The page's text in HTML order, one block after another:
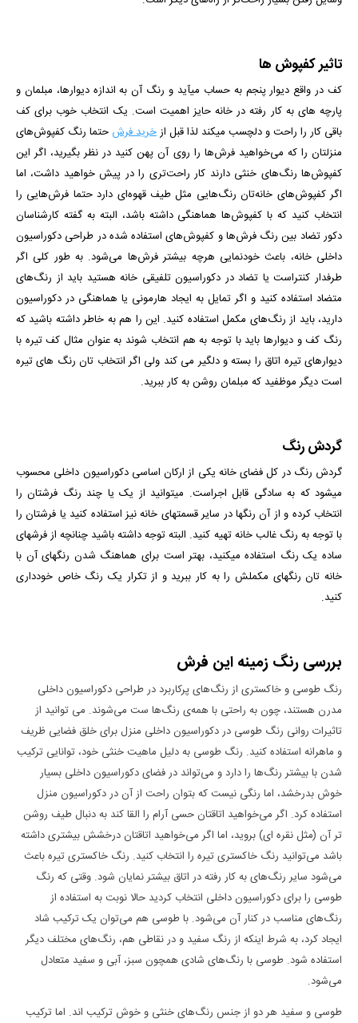
تاثیر کفپوش ها
کف در واقع دیوار پنجم به حساب می­آید و رنگ آن به اندازه دیوارها، مبلمان و
پارچه­ های به کار رفته در خانه حایز اهمیت است. یک انتخاب خوب برای کف
باقی کار را راحت و دلچسب می­کند لذا قبل ازخرید فرش حتما رنگ کفپوش‌های
منزلتان را که می‌خواهید فرش‌ها را روی آن پهن کنید در نظر بگیرید، اگر این
کفپوش‌ها رنگ‌های خنثی دارند کار راحت‌تری را در پیش خواهید داشت، اما
اگر کفپوش‌های خانه‌تان رنگ‌هایی مثل طیف قهوه‌ای دارد حتما فرش‌هایی را
انتخاب کنید که با کفپوش‌ها هماهنگی داشته باشد، البته به گفته کارشناسان
دکور تضاد بین رنگ فرش‌ها و کفپوش‌های استفاده شده در طراحی دکوراسیون
داخلی خانه، باعث خودنمایی هرچه بیشتر فرش‌ها می‌شود. به طور کلی اگر
طرفدار کنتراست یا تضاد در دکوراسیون تلفیقی خانه هستید باید از رنگ‌های
متضاد استفاده کنید و اگر تمایل به ایجاد هارمونی یا هماهنگی در دکوراسیون
دارید، باید از رنگ‌های مکمل استفاده کنید. این را هم به خاطر داشته باشید که
رنگ کف و دیوارها باید با توجه به هم انتخاب شوند به عنوان مثال کف تیره با
دیوارهای تیره اتاق را بسته و دلگیر می کند ولی اگر انتخاب تان رنگ های تیره
است دیگر موظفید که مبلمان روشن به کار ببرید.
گردش رنگ
گردش رنگ در کل فضای خانه یکی از ارکان اساسی دکوراسیون داخلی محسوب
می­شود که به سادگی قابل اجراست. می­توانید از یک یا چند رنگ فرش­تان را
انتخاب کرده و از آن رنگ­ها در سایر قسمت­های خانه نیز استفاده کنید یا فرشتان را
با توجه به رنگ غالب خانه تهیه کنید. البته توجه داشته باشید چنانچه از فرش­های
ساده یک رنگ استفاده می­کنید، بهتر است برای هماهنگ شدن رنگ­های آن با
خانه­ تان رنگ­های مکملش را به کار ببرید و از تکرار یک رنگ خاص خودداری
کنید.
بررسی رنگ زمینه این فرش
رنگ طوسی و خاکستری از رنگ‌های پرکاربرد در طراحی دکوراسیون داخلی
مدرن هستند، چون به راحتی با همه‌ی رنگ‌ها ست می‌شوند. می توانید از
تاثیرات روانی رنگ طوسی در دکوراسیون داخلی منزل برای خلق فضایی ظریف
و ماهرانه استفاده کنید. رنگ طوسی به دلیل ماهیت خنثی خود، توانایی ترکیب
شدن با بیشتر رنگ‌ها را دارد و می‌تواند در فضای دکوراسیون داخلی بسیار
خوش بدرخشد، اما رنگی نیست که بتوان راحت از آن در دکوراسیون منزل
استفاده کرد. اگر می‌خواهید اتاقتان حسی آرام را القا کند به دنبال طیف روشن
تر آن (مثل نقره ای) بروید، اما اگر می‌خواهید اتاقتان درخشش بیشتری داشته
باشد می‌توانید رنگ خاکستری تیره‌ را انتخاب کنید. رنگ خاکستری تیره‌ باعث
می‌شود سایر رنگ‌های به کار رفته در اتاق بیشتر نمایان شود. وقتی که رنگ
طوسی را برای دکوراسیون داخلی انتخاب کردید حالا نوبت به استفاده از
رنگ‌های مناسب در کنار آن می‌شود. با طوسی هم می‌توان یک ترکیب شاد
ایجاد کرد، به شرط اینکه از رنگ سفید و در نقاطی هم، رنگ‌های مختلف دیگر
استفاده شود. طوسی با رنگ‌های شادی همچون سبز، آبی و سفید متعادل
می‌شود.
طوسی و سفید هر دو از جنس رنگ‌های خنثی و خوش ترکیب اند. اما ترکیب